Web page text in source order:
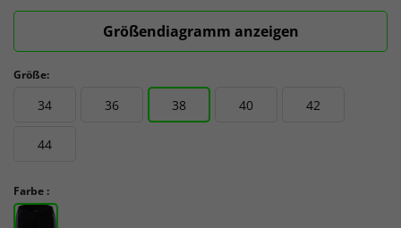
Größendiagramm anzeigen
Größe:
34 36 38 40 42
44
Farbe :